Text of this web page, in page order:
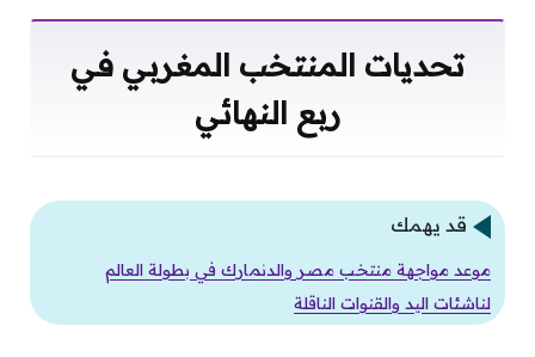
تحديات المنتخب المغربي في
ربع النهائي
قد يهمك
موعد مواجهة منتخب مصر والدنمارك في بطولة العالم
لناشئات اليد والقنوات الناقلة